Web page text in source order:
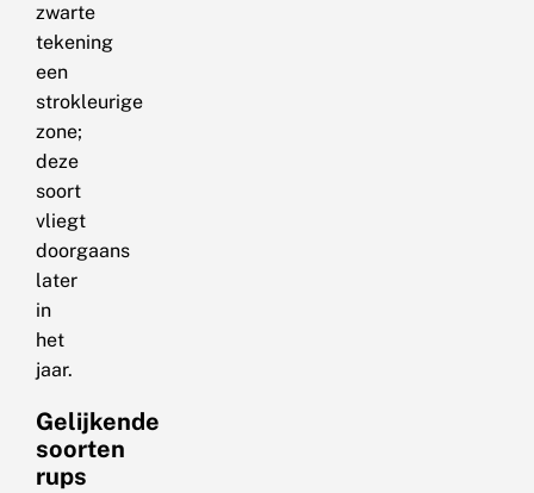
zwarte
tekening
een
strokleurige
zone;
deze
soort
vliegt
doorgaans
later
in
het
jaar.
Gelijkende
soorten
rups